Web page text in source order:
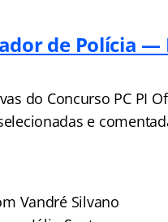
de Polícia —
do Concurso PC PI
e
Vandré Silvano